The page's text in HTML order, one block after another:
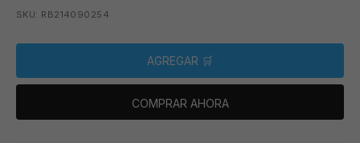
SKU: RB214090254
AGREGAR 🛒
COMPRAR AHORA